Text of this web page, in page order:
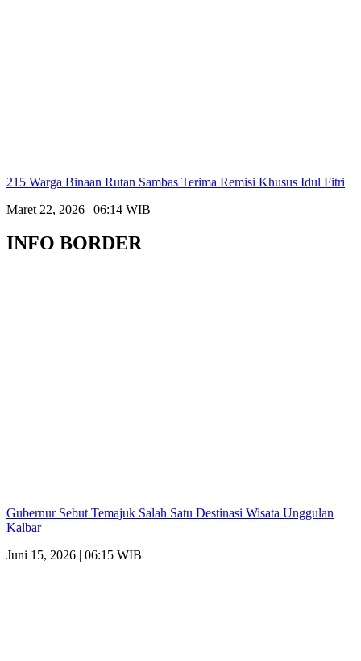
215 Warga Binaan Rutan Sambas Terima Remisi Khusus Idul Fitri
Maret 22, 2026 | 06:14 WIB
INFO BORDER
Gubernur Sebut Temajuk Salah Satu Destinasi Wisata Unggulan
Kalbar
Juni 15, 2026 | 06:15 WIB